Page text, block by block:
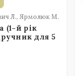
Л., Ярмолюк М.
(1-й рік
для 5